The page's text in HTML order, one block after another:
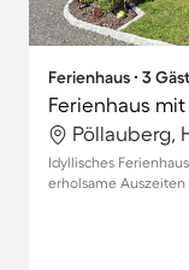
Ferienhaus ∙ 3
Ferienhaus
Pöllauberg,
Idyllisches
erholsame